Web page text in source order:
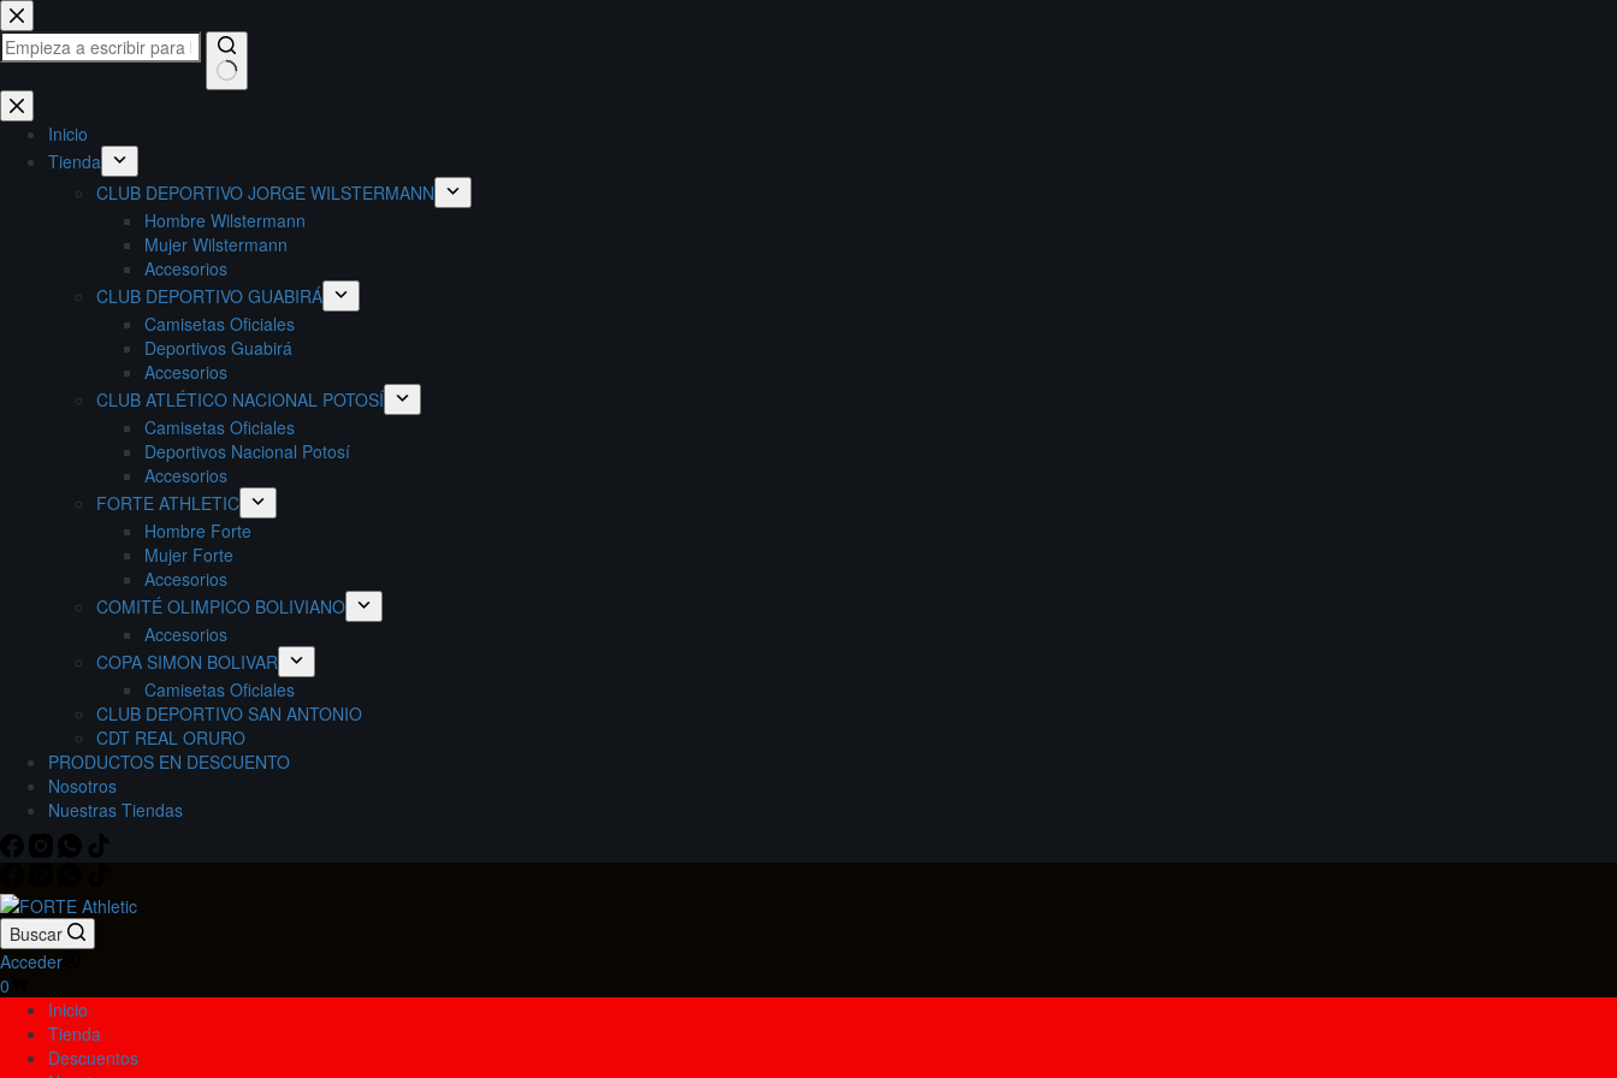
Saltar
al
contenido
Sin
resultados
Inicio
Tienda
CLUB DEPORTIVO JORGE WILSTERMANN
Hombre Wilstermann
Mujer Wilstermann
Accesorios
CLUB DEPORTIVO GUABIRÁ
Camisetas Oficiales
Deportivos Guabirá
Accesorios
CLUB ATLÉTICO NACIONAL POTOSÍ
Camisetas Oficiales
Deportivos Nacional Potosí
Accesorios
FORTE ATHLETIC
Hombre Forte
Mujer Forte
Accesorios
COMITÉ OLIMPICO BOLIVIANO
Accesorios
COPA SIMON BOLIVAR
Camisetas Oficiales
CLUB DEPORTIVO SAN ANTONIO
CDT REAL ORURO
PRODUCTOS EN DESCUENTO
Nosotros
Nuestras Tiendas
Buscar
Acceder
Carro
compra
0
Inicio
Tienda
Descuentos